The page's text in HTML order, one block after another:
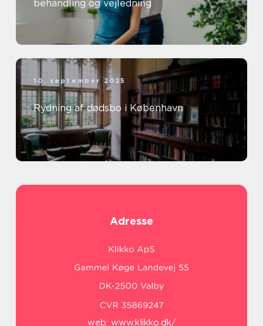
behandling og vejledning
10. september 2025
Rydning af dødsbo i København
Adresse
web: www.klikko.dk/